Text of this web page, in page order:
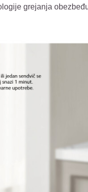
grejanja